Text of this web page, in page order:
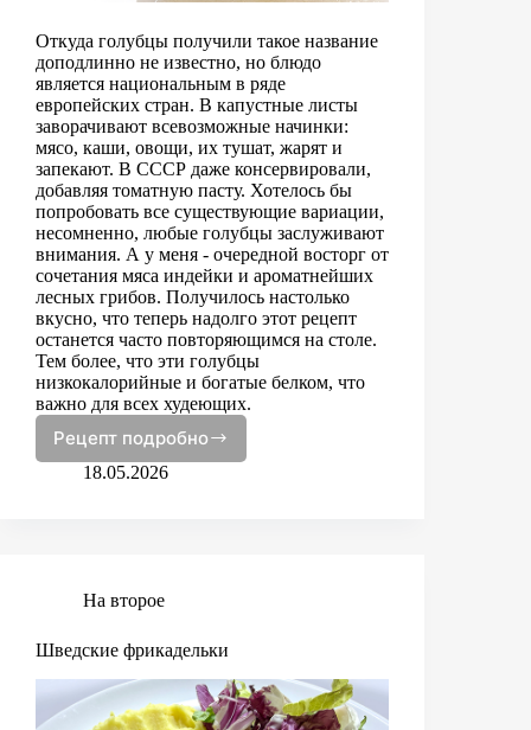
Откуда голубцы получили такое название
доподлинно не известно, но блюдо
является национальным в ряде
европейских стран. В капустные листы
заворачивают всевозможные начинки:
мясо, каши, овощи, их тушат, жарят и
запекают. В СССР даже консервировали,
добавляя томатную пасту. Хотелось бы
попробовать все существующие вариации,
несомненно, любые голубцы заслуживают
внимания. А у меня - очередной восторг от
сочетания мяса индейки и ароматнейших
лесных грибов. Получилось настолько
вкусно, что теперь надолго этот рецепт
останется часто повторяющимся на столе.
Тем более, что эти голубцы
низкокалорийные и богатые белком, что
важно для всех худеющих.
Рецепт подробно
Голубцы
с
18.05.2026
На второе
Шведские фрикадельки